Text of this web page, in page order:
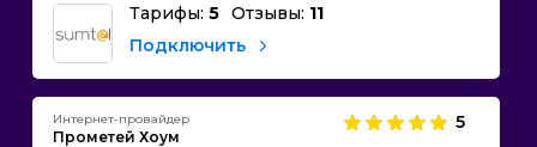
Тарифы: 5 Отзывы: 11
Подключить
Интернет-провайдер
Прометей Хоум
5